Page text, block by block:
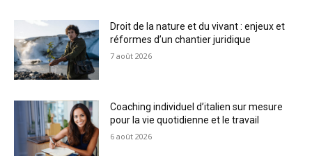
Droit de la nature et du vivant : enjeux et
réformes d’un chantier juridique
7 août 2026
Coaching individuel d’italien sur mesure
pour la vie quotidienne et le travail
6 août 2026